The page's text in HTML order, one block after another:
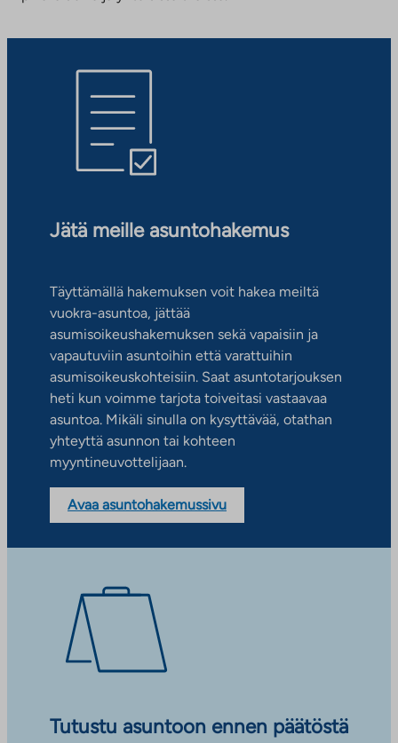
Jätä meille asuntohakemus
Täyttämällä hakemuksen voit hakea meiltä
vuokra-asuntoa, jättää
asumisoikeushakemuksen sekä vapaisiin ja
vapautuviin asuntoihin että varattuihin
asumisoikeuskohteisiin. Saat asuntotarjouksen
heti kun voimme tarjota toiveitasi vastaavaa
asuntoa. Mikäli sinulla on kysyttävää, otathan
yhteyttä asunnon tai kohteen
myyntineuvottelijaan.
Avaa asuntohakemussivu
Tutustu asuntoon ennen päätöstä